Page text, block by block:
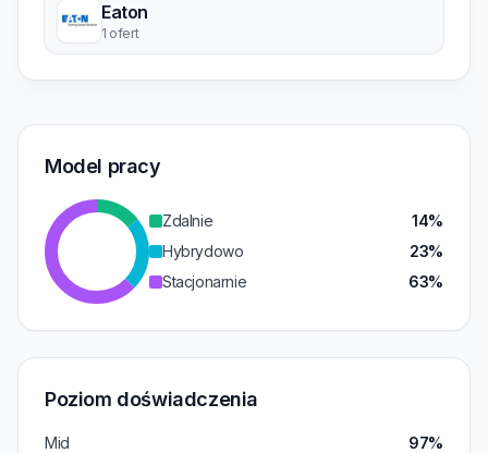
Eaton
1 ofert
Model pracy
Zdalnie
14%
Hybrydowo
23%
Stacjonarnie
63%
Poziom doświadczenia
Mid 97%